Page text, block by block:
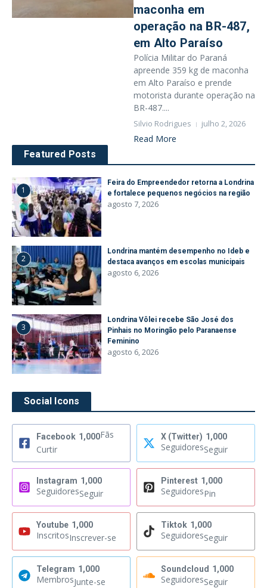
maconha em
operação na BR-487,
em Alto Paraíso
Polícia Militar do Paraná
apreende 359 kg de maconha
em Alto Paraíso e prende
motorista durante operação na
BR-487....
Silvio Rodrigues julho 2, 2026
Read More
Featured Posts
1
Feira do Empreendedor retorna a Londrina
e fortalece pequenos negócios na região
agosto 7, 2026
2
Londrina mantém desempenho no Ideb e
destaca avanços em escolas municipais
agosto 6, 2026
3
Londrina Vôlei recebe São José dos
Pinhais no Moringão pelo Paranaense
Feminino
agosto 6, 2026
Social Icons
Facebook 1,000Fãs
Curtir
X (Twitter) 1,000
SeguidoresSeguir
Instagram 1,000
SeguidoresSeguir
Pinterest 1,000
SeguidoresPin
Youtube 1,000
InscritosInscrever-se
Tiktok 1,000
SeguidoresSeguir
Telegram 1,000
MembrosJunte-se
Soundcloud 1,000
SeguidoresSeguir